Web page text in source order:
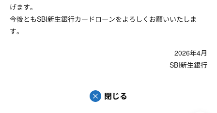
げます。
今後ともSBI新生銀行カードローンをよろしくお願いいたしま
す。
2026年4月
SBI新生銀行
閉じる